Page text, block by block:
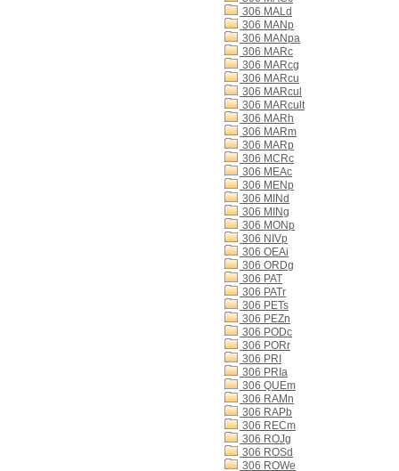
306 MALd
306 MANp
306 MANpa
306 MARc
306 MARcg
306 MARcu
306 MARcul
306 MARcult
306 MARh
306 MARm
306 MARp
306 MCRc
306 MEAc
306 MENp
306 MINd
306 MINg
306 MONp
306 NIVp
306 OEAi
306 ORDg
306 PAT
306 PATr
306 PETs
306 PEZn
306 PODc
306 PORr
306 PRI
306 PRIa
306 QUEm
306 RAMn
306 RAPb
306 RECm
306 ROJg
306 ROSd
306 ROWe